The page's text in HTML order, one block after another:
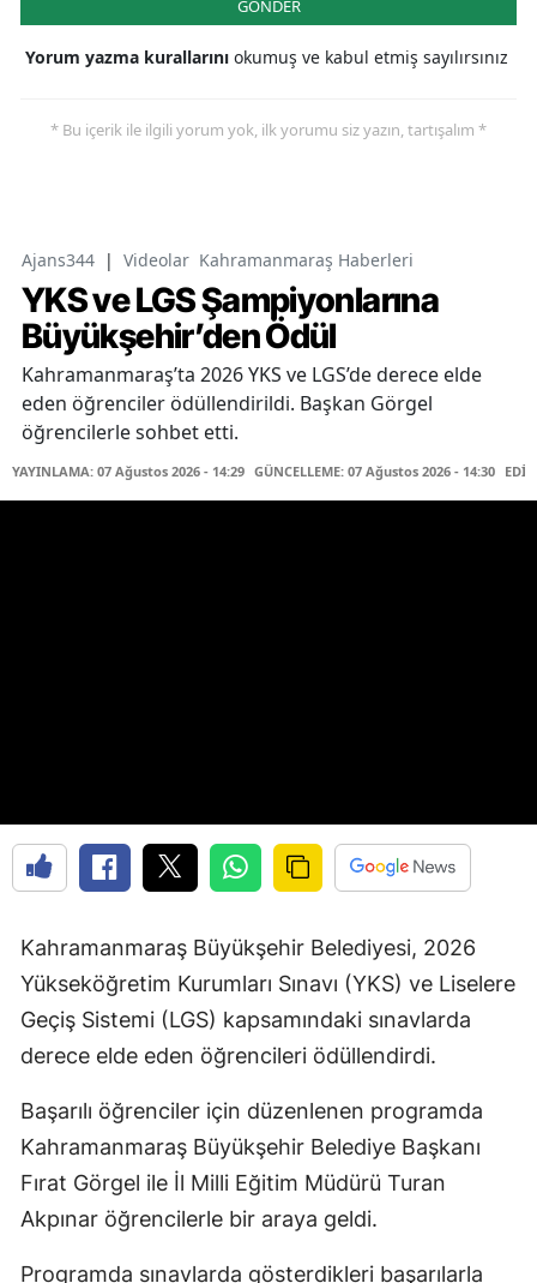
GÖNDER
Yorum yazma kurallarını okumuş ve kabul etmiş sayılırsınız
* Bu içerik ile ilgili yorum yok, ilk yorumu siz yazın, tartışalım *
Ajans344 | Videolar Kahramanmaraş Haberleri
YKS ve LGS Şampiyonlarına
Büyükşehir’den Ödül
Kahramanmaraş’ta 2026 YKS ve LGS’de derece elde
eden öğrenciler ödüllendirildi. Başkan Görgel
öğrencilerle sohbet etti.
YAYINLAMA: 07 Ağustos 2026 - 14:29 GÜNCELLEME: 07 Ağustos 2026 - 14:30
Kahramanmaraş Büyükşehir Belediyesi, 2026
Yükseköğretim Kurumları Sınavı (YKS) ve Liselere
Geçiş Sistemi (LGS) kapsamındaki sınavlarda
derece elde eden öğrencileri ödüllendirdi.
Başarılı öğrenciler için düzenlenen programda
Kahramanmaraş Büyükşehir Belediye Başkanı
Fırat Görgel ile İl Milli Eğitim Müdürü Turan
Akpınar öğrencilerle bir araya geldi.
Programda sınavlarda gösterdikleri başarılarla